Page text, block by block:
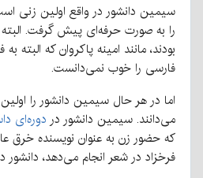
سیمین دانشور در واقع اولین زنی
را به صورت حرفه‌ای پیش گرفت. البته
بودند، مانند امینه پاکروان که البته
فارسی را خوب نمی‌دانست.
اما در هر حال سیمین دانشور را
می‌دانند. سیمین دانشور در دوره‌ای
که حضور زن به عنوان نویسنده خرق
فرخزاد در شعر انجام می‌دهد،